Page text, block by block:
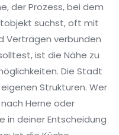
,der Prozess, bei dem
suchst, oft mit
Verträgen verbunden
ist die Nähe zu
Die Stadt
Strukturen. Wer
Herne oder
in deiner Entscheidung